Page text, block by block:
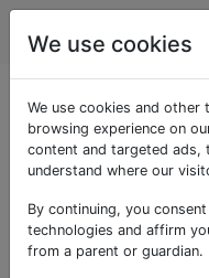
Apple
Wie
die
We use cookies
We use cookies and
browsing experience on
content and targeted ads,
understand where our
By continuing, you
technologies and affirm
from a parent or guardian.